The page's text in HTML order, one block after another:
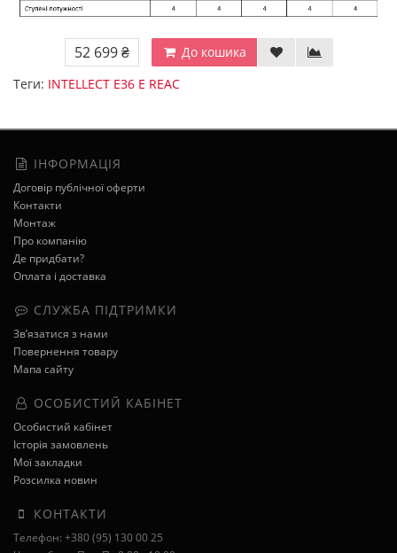
52 699 ₴
До кошика
Теги: INTELLECT E36 E REAC
ІНФОРМАЦІЯ
Договір публічної оферти
Контакти
Монтаж
Про компанію
Де придбати?
Оплата і доставка
СЛУЖБА ПІДТРИМКИ
Зв’язатися з нами
Повернення товару
Мапа сайту
ОСОБИСТИЙ КАБІНЕТ
Особистий кабінет
Історія замовлень
Мої закладки
Розсилка новин
КОНТАКТИ
Телефон: +380 (95) 130 00 25